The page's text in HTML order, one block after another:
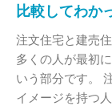
比較してわか
注文住宅と建売
多くの人が最初
いう部分です。
イメージを持つ